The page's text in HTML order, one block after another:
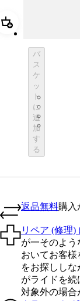
追加 ラファ ビドン -
バ
ス
ケ
ッ
ト
に
追
加
す
る
返品無料購入
リペア (修理)
が一そのよ
おいてお客
をお探しし
がライドを続
対象外の場合